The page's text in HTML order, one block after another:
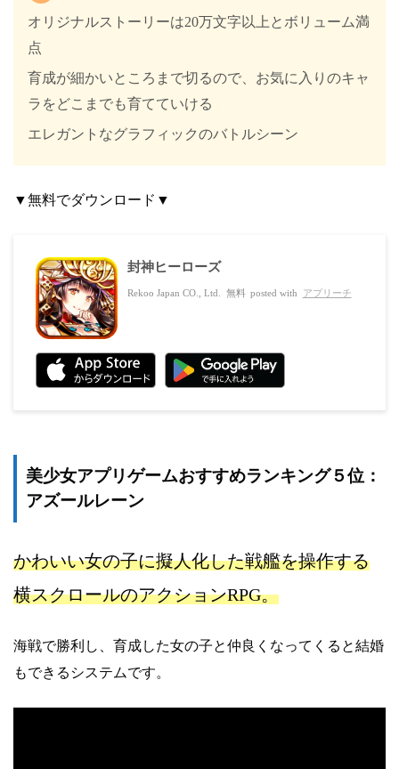
オリジナルストーリーは20万文字以上とボリューム満
点
育成が細かいところまで切るので、お気に入りのキャ
ラをどこまでも育てていける
エレガントなグラフィックのバトルシーン
▼無料でダウンロード▼
封神ヒーローズ
Rekoo Japan CO., Ltd. 無料 posted with アプリーチ
美少女アプリゲームおすすめランキング５位：
アズールレーン
かわいい女の子に擬人化した戦艦を操作する
横スクロールのアクションRPG。
海戦で勝利し、育成した女の子と仲良くなってくると結婚
もできるシステムです。